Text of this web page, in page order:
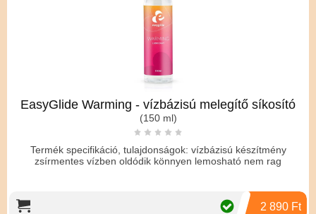
EasyGlide Warming - vízbázisú melegítő síkosító
(150 ml)
Termék specifikáció, tulajdonságok: vízbázisú készítmény
zsírmentes vízben oldódik könnyen lemosható nem rag
2 890 Ft